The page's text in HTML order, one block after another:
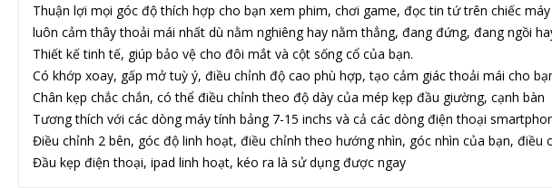
Thuận lợi mọi góc độ thích hợp cho bạn xem phim, chơi game, đọc tin tứ trên chiếc
luôn cảm thây thoải mái nhất dù nằm nghiêng hay nằm thẳng, đang đứng, đang ngồi
Thiết kế tinh tế, giúp bảo vệ cho đôi mắt và cột sống cổ của bạn.
Có khớp xoay, gấp mở tuỳ ý, điều chỉnh độ cao phù hợp, tạo cảm giác thoải mái cho
Chân kẹp chắc chắn, có thể điều chỉnh theo độ dày của mép kẹp đầu giường, cạnh bàn
Tương thích với các dòng máy tính bảng 7-15 inchs và cả các dòng điện thoại
Điều chỉnh 2 bên, góc độ linh hoạt, điều chỉnh theo hướng nhìn, góc nhìn của bạn, điều
Đầu kẹp điện thoại, ipad linh hoạt, kéo ra là sử dụng được ngay